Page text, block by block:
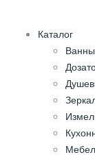
Каталог
Ванны